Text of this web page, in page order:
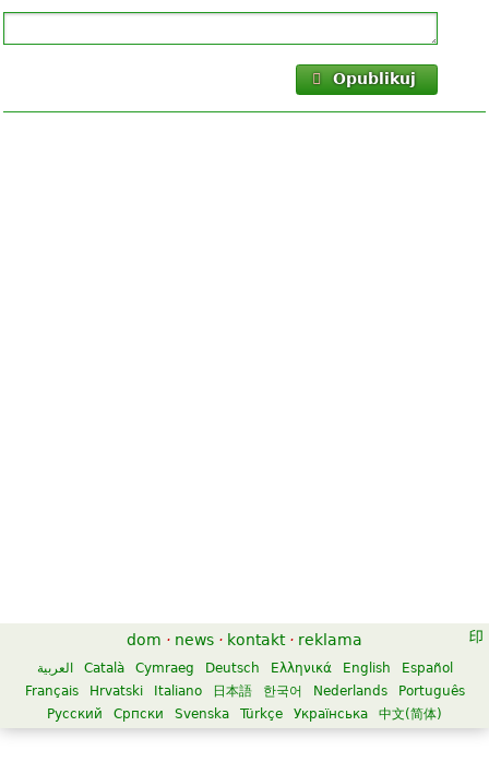
Opublikuj
dom · news · kontakt · reklama
العربية Català Cymraeg Deutsch Ελληνικά English
Español
Français
Hrvatski Italiano 日本語 한국어 Nederlands
Português
Русский
Српски Svenska Türkçe Українська 中文(简体)